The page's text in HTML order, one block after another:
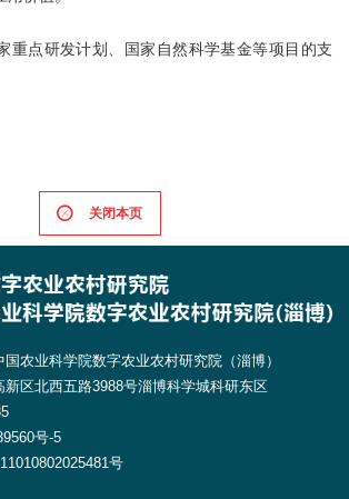
重点研发计划、国家自然科学基金等项目的支
关闭本页
国农业科学院数字农业农村研究院（淄博）
新区北西五路3988号淄博科学城科研东区
号-5
号